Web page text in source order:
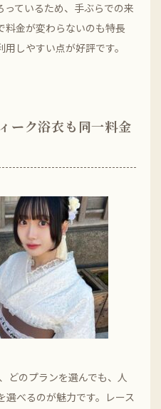
ているため、手ぶらでの来
料金が変わらないのも特長
しやすい点が好評です。
ーク浴衣も同一料金
どのプランを選んでも、人
べるのが魅力です。レース